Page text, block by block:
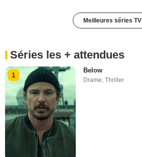
Meilleures séries TV
Séries les + attendues
1
Below
Drame ,Thriller